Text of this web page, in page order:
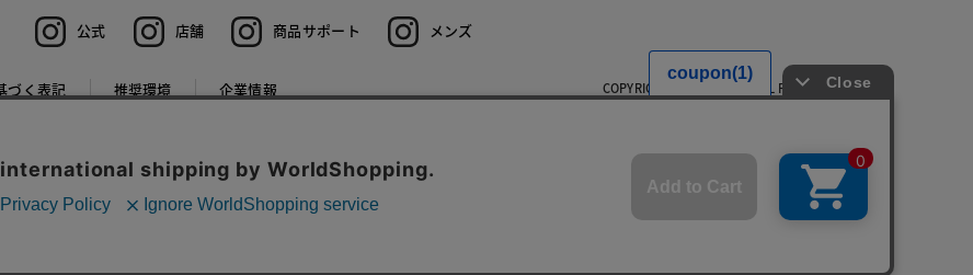
公式 店舗 商品サポート メンズ
づく表記 推奨環境 企業情報 COPYRIGHT © DoCLASSE ALL RIGHTS RESERVED.